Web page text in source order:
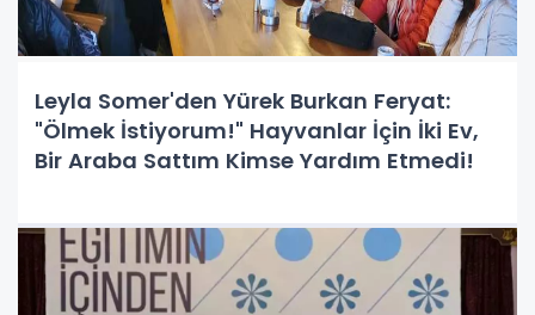
Leyla Somer'den Yürek Burkan Feryat:
"Ölmek İstiyorum!" Hayvanlar İçin İki Ev,
Bir Araba Sattım Kimse Yardım Etmedi!